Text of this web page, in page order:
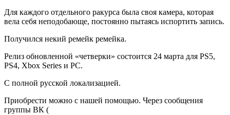
Для каждого отдельного ракурса была своя камера, которая
вела себя неподобающе, постоянно пытаясь испортить запись.
Получился некий ремейк ремейка.
Релиз обновленной «четверки» состоится 24 марта для PS5,
PS4, Xbox Series и PC.
С полной русской локализацией.
Приобрести можно с нашей помощью. Через сообщения
группы ВК (